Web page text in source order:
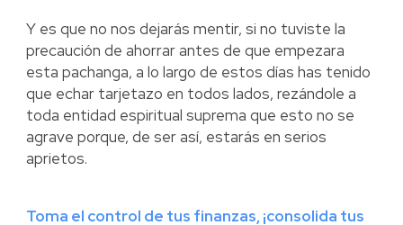
Y es que no nos dejarás mentir, si no tuviste la
precaución de ahorrar antes de que empezara
esta pachanga, a lo largo de estos días has tenido
que echar tarjetazo en todos lados, rezándole a
toda entidad espiritual suprema que esto no se
agrave porque, de ser así, estarás en serios
aprietos.
Toma el control de tus finanzas, ¡consolida tus